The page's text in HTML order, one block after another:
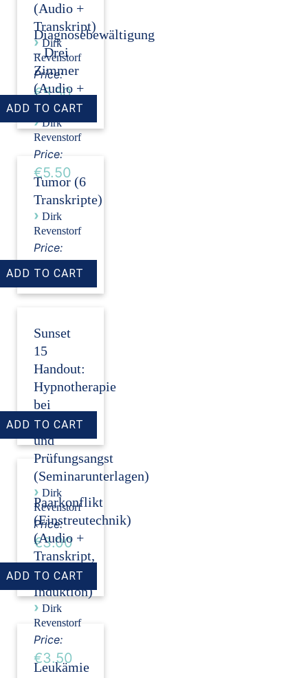
(Audio +
Transkript)
› Dirk
Revenstorf
Price:
€5.50
Diagnosebewältigung
– Drei
Zimmer
(Audio +
Transkript)
› Dirk
Revenstorf
Price:
€5.50
Tumor (6
Transkripte)
› Dirk
Revenstorf
Price:
€18.00
Sunset
15
Handout:
Hypnotherapie
bei
Auftritts-
und
Prüfungsangst
(Seminarunterlagen)
› Dirk
Revenstorf
Price:
€3.00
Paarkonflikt
(Einstreutechnik)
(Audio +
Transkript,
ohne
Induktion)
› Dirk
Revenstorf
Price:
€3.50
Leukämie